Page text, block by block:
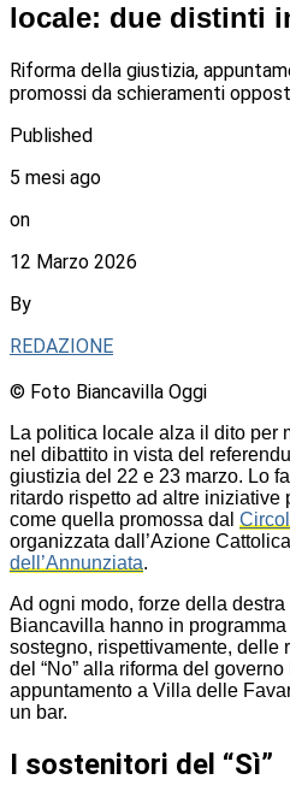
locale: due distinti
Riforma della giustizia,
promossi da schieramenti
Published
5 mesi ago
on
12 Marzo 2026
By
REDAZIONE
© Foto Biancavilla Oggi
La politica locale alza il dito per
nel dibattito in vista del
giustizia del 22 e 23 marzo. Lo
ritardo rispetto ad altre iniziative
come quella promossa dal
organizzata dall’Azione
dell’Annunziata.
Ad ogni modo, forze della
Biancavilla hanno in
sostegno, rispettivamente, delle
del “No” alla riforma del
appuntamento a Villa delle
un bar.
I sostenitori del “Sì”